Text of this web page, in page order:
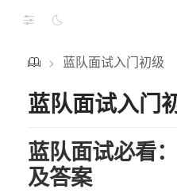
> 蓝队面试入门初级
蓝队面试入门
蓝队面试必看
及答案